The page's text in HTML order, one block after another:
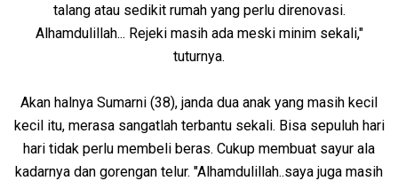
talang atau sedikit rumah yang perlu direnovasi.
Alhamdulillah... Rejeki masih ada meski minim sekali,"
tuturnya.
Akan halnya Sumarni (38), janda dua anak yang masih kecil
kecil itu, merasa sangatlah terbantu sekali. Bisa sepuluh hari
hari tidak perlu membeli beras. Cukup membuat sayur ala
kadarnya dan gorengan telur. "Alhamdulillah..saya juga masih